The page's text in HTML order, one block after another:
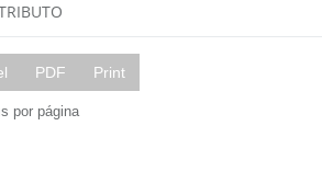
PDF Print
por página